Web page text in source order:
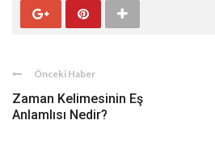
Önceki Haber
Zaman Kelimesinin Eş
Anlamlısı Nedir?